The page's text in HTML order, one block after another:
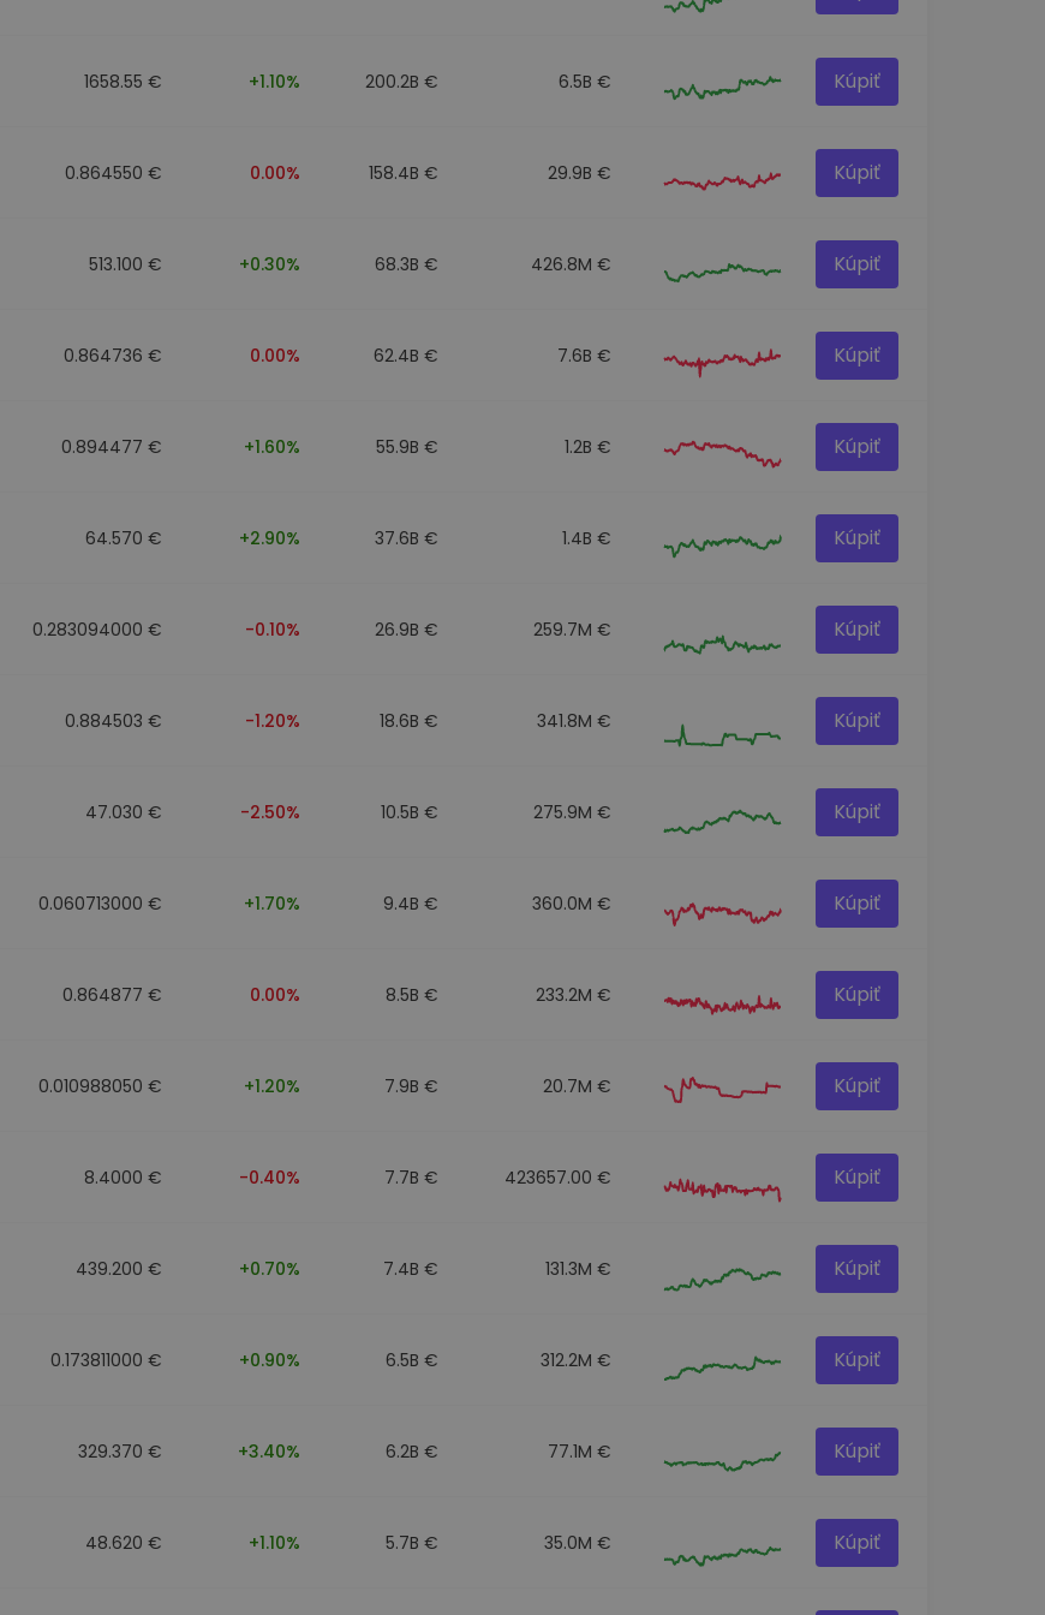
1658.55 € +1.10% 200.2B € 6.5B € Kúpiť
0.864550 € 0.00% 158.4B € 29.9B € Kúpiť
513.100 € +0.30% 68.3B € 426.8M € Kúpiť
0.864736 € 0.00% 62.4B € 7.6B € Kúpiť
0.894477 € +1.60% 55.9B € 1.2B € Kúpiť
64.570 € +2.90% 37.6B € 1.4B € Kúpiť
0.283094000 € -0.10% 26.9B € 259.7M € Kúpiť
0.884503 € -1.20% 18.6B € 341.8M € Kúpiť
47.030 € -2.50% 10.5B € 275.9M € Kúpiť
0.060713000 € +1.70% 9.4B € 360.0M € Kúpiť
0.864877 € 0.00% 8.5B € 233.2M € Kúpiť
0.010988050 € +1.20% 7.9B € 20.7M € Kúpiť
8.4000 € -0.40% 7.7B € 423657.00 € Kúpiť
439.200 € +0.70% 7.4B € 131.3M € Kúpiť
0.173811000 € +0.90% 6.5B € 312.2M € Kúpiť
329.370 € +3.40% 6.2B € 77.1M € Kúpiť
48.620 € +1.10% 5.7B € 35.0M € Kúpiť